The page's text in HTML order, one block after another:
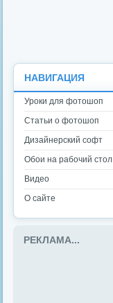
НАВИГАЦИЯ
Уроки для фотошоп
Статьи о фотошоп
Дизайнерский софт
Обои на рабочий стол
Видео
О сайте
РЕКЛАМА...